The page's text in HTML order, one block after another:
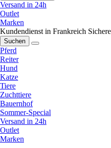
Versand in 24h
Outlet
Marken
Kundendienst in Frankreich
Suchen
Pferd
Reiter
Hund
Katze
Tiere
Zuchttiere
Bauernhof
Sommer-Special
Versand in 24h
Outlet
Marken